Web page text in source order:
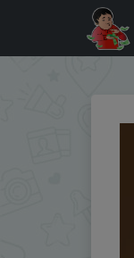
Код на знижку